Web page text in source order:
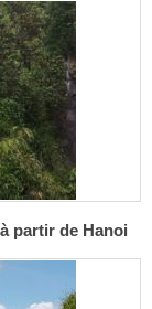
partir de Hanoi